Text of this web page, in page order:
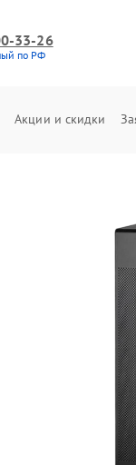
33-26
по РФ
Акции и скидки